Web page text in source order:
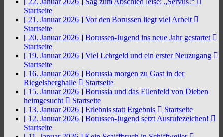
[ 22. Januar 2026 ] Sag zum Abschied leise: „Servus!“
Startseite
[ 21. Januar 2026 ] Vor den Borussen liegt viel Arbeit
Startseite
[ 20. Januar 2026 ] Borussen-Jugend ins neue Jahr gestartet
Startseite
[ 19. Januar 2026 ] Viel Lehrgeld und ein erster Neuzugang
Startseite
[ 16. Januar 2026 ] Borussia morgen zu Gast in der
Riegelsberghalle
Startseite
[ 15. Januar 2026 ] Borussia und das Ellenfeld von Dieben
heimgesucht
Startseite
[ 13. Januar 2026 ] Erlebnis statt Ergebnis
Startseite
[ 12. Januar 2026 ] Borussen-Jugend setzt Ausrufezeichen!
Startseite